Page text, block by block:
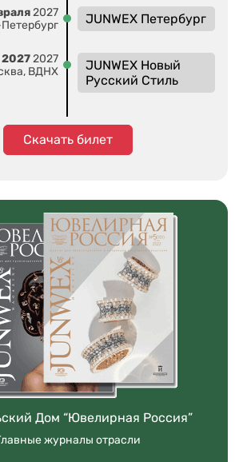
2027
JUNWEX Петербург
2027
ВДНХ
JUNWEX Новый
Русский Стиль
Скачать билет
Дом “Ювелирная Россия”
журналы отрасли